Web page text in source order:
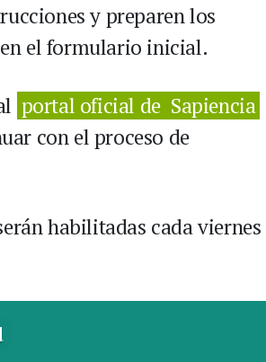
y preparen los
el formulario inicial.
portal oficial de Sapiencia
con el proceso de
habilitadas cada viernes